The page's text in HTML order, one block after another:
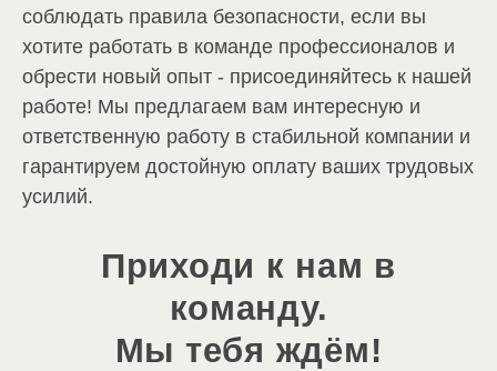
соблюдать правила безопасности, если вы
хотите работать в команде профессионалов и
обрести новый опыт - присоединяйтесь к нашей
работе! Мы предлагаем вам интересную и
ответственную работу в стабильной компании и
гарантируем достойную оплату ваших трудовых
усилий.
Приходи к нам в
команду.
Мы тебя ждём!